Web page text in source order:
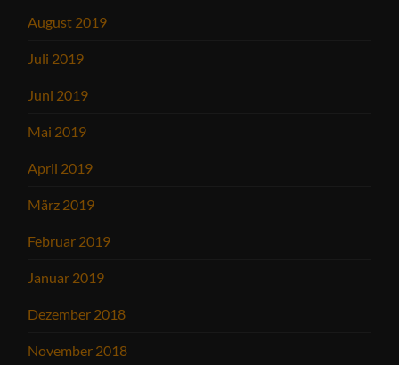
August 2019
Juli 2019
Juni 2019
Mai 2019
April 2019
März 2019
Februar 2019
Januar 2019
Dezember 2018
November 2018